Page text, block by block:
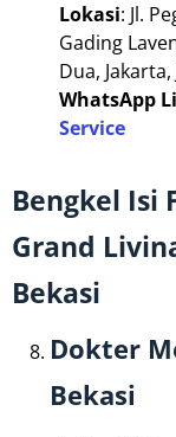
Lokasi: Jl.
Gading
Dua,
WhatsApp
Service
Bengkel Isi
Grand
Bekasi
Dokter
Bekasi